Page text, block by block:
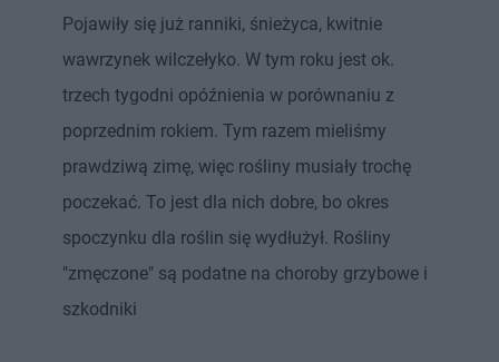
Pojawiły się już ranniki, śnieżyca, kwitnie
wawrzynek wilczełyko. W tym roku jest ok.
trzech tygodni opóźnienia w porównaniu z
poprzednim rokiem. Tym razem mieliśmy
prawdziwą zimę, więc rośliny musiały trochę
poczekać. To jest dla nich dobre, bo okres
spoczynku dla roślin się wydłużył. Rośliny
"zmęczone" są podatne na choroby grzybowe i
szkodniki